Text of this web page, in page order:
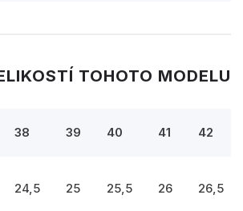
TOHOTO MODELU
38 39 40 41 42
24,5 25 25,5 26 26,5